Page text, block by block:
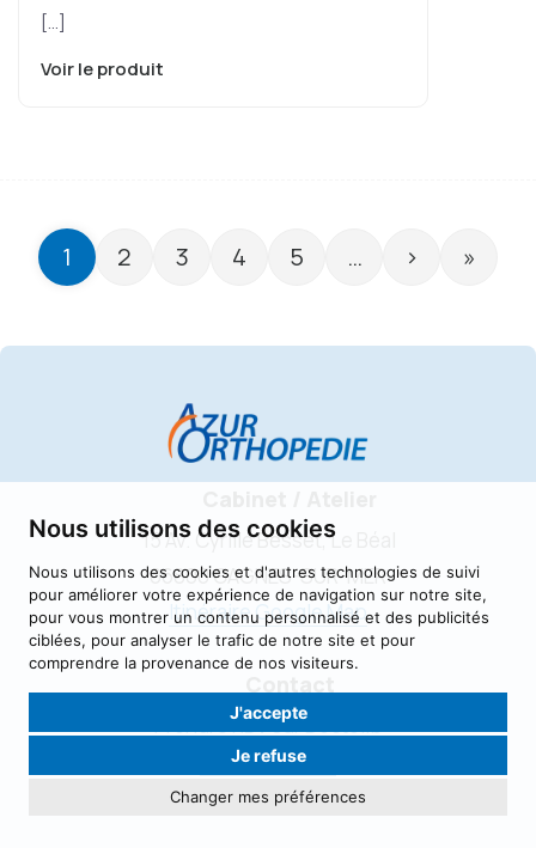
Nous utilisons des cookies
Nous utilisons des cookies et d'autres technologies de suivi
pour améliorer votre expérience de navigation sur notre site,
pour vous montrer un contenu personnalisé et des publicités
ciblées, pour analyser le trafic de notre site et pour
comprendre la provenance de nos visiteurs.
J'accepte
Je refuse
Changer mes préférences
[…]
Voir le produit
1 2 3 4 5 … › »
15 Av. Cyrille Besset, Le Béal
06800 CAGNES-SUR-MER
Itinéraire Google Map
Prendre RDV sur Doctolib
04.92.13.06.44
azur.orthopedie@gmail.com